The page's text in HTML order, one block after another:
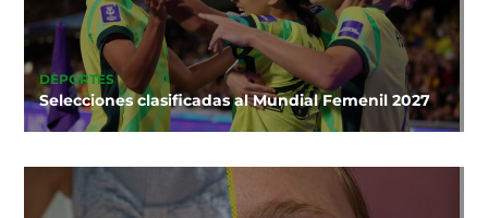
DEPORTES
Selecciones clasificadas al Mundial Femenil 2027